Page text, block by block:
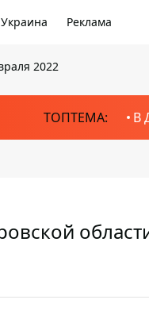
Украина Реклама
2022
ТОПТЕМА: В